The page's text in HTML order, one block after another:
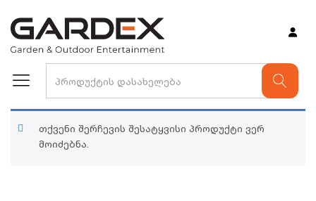
თქვენი შერჩევის შესატყვისი პროდუქტი ვერ
მოიძებნა.